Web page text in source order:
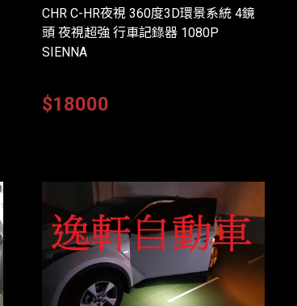
CHR C-HR夜視 360度3D環景系統 4鏡
頭 夜視超強 行車記錄器 1080P
SIENNA
$18000